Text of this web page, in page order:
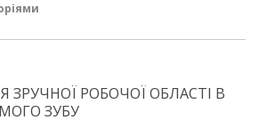
РОБОЧОЇ ОБЛАСТІ В
ЗУБУ